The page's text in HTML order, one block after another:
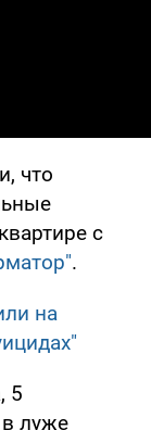
что
с
.
на
5
луже